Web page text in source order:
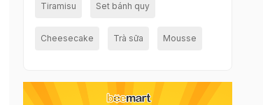
Tiramisu Set bánh quy
Cheesecake Trà sữa Mousse